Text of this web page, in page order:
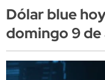
Dólar blue
domingo 9